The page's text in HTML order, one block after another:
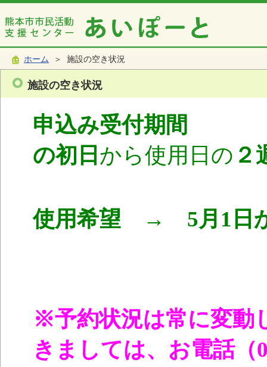
ホーム ＞ 施設の空き状況
施設の空き状況
申込み受付期間
の初日 から使用日の ２
使用希望 → 5月1日か
※予約状況は常に変動
きましては、お電話（